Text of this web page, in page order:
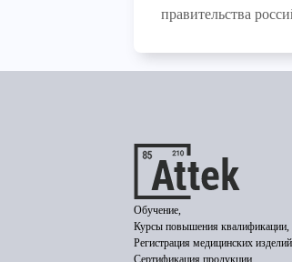
правительства
Обучение,
Курсы повышения квалификации,
Регистрация медицинских
Сертификация продукции